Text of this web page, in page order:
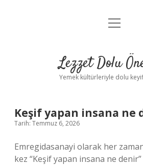
Anasayfa
Yasal Uyarı
menüyü
Lezzet Dolu
Yemek kültürleriyle dolu
Keşif yapan insana ne
Tarih: Temmuz 6, 2026
Emregidasanayi olarak her
kez “Keşif yapan insana ne